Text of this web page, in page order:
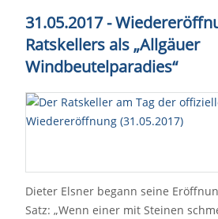
31.05.2017 -
Ratskellers als „Allgäuer
Windbeutelparadies“
Dieter Elsner begann seine
Satz: „Wenn einer mit Steinen